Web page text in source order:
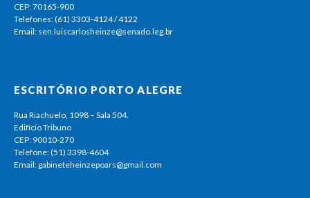
CEP: 70165-900
Telefones: (61) 3303-4124 / 4122
Email: sen.luiscarlosheinze@senado.leg.br
ESCRITÓRIO PORTO ALEGRE
Rua Riachuelo, 1098 – Sala 504.
Edifício Tribuno
CEP: 90010-270
Telefone: (51) 3398-4604
Email: gabineteheinzepoars@gmail.com